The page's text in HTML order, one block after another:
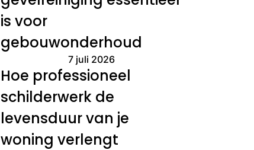
is voor
gebouwonderhoud
7 juli 2026
Hoe professioneel
schilderwerk de
levensduur van je
woning verlengt